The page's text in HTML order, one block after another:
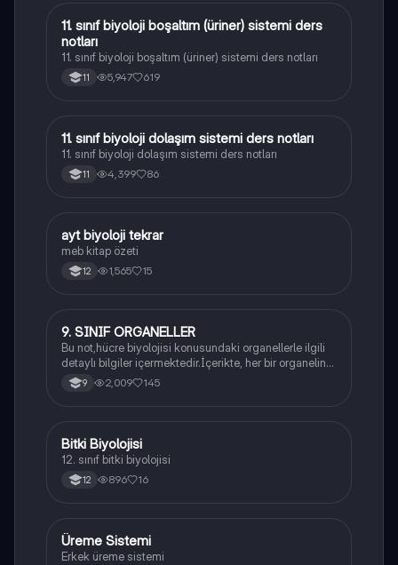
Biyoloji
11. sınıf biyoloji boşaltım (üriner) sistemi ders
notları
11. sınıf biyoloji boşaltım (üriner) sistemi ders notları
11 5,947 619
Biyoloji
11. sınıf biyoloji dolaşım sistemi ders notları
11. sınıf biyoloji dolaşım sistemi ders notları
11 4,399 86
Biyoloji
ayt biyoloji tekrar
meb kitap özeti
12 1,565 15
Biyoloji
9. SINIF ORGANELLER
Bu not,hücre biyolojisi konusundaki organellerle ilgili
detaylı bilgiler içermektedir.İçerikte, her bir organelin
yapısı,fonksiyonları ve hücre içindeki rolü
açıklanmaktadır.
9 2,009 145
Biyoloji
Bitki Biyolojisi
12. sınıf bitki biyolojisi
12 896 16
Biyoloji
Üreme Sistemi
Erkek üreme sistemi